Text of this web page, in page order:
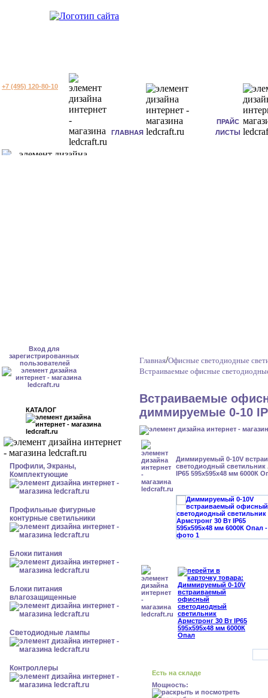
+7 (495) 120-80-10
ГЛАВНАЯ
ПРАЙС
ЛИСТЫ
Вход для
зарегистрированных
пользователей
КАТАЛОГ
Профили, Экраны,
Комплектующие
Профильные фигурные
контурные светильники
Блоки питания
Блоки питания
влагозащищенные
Светодиодные лампы
Контроллеры
Главная/Офисные светодиодные
Встраиваемые офисные
Встраиваемые
диммируемые 0-10
Диммируемый 0-10V
светодиодный светильник
IP65 595x595x48 мм 6000К
Есть на складе
Мощность: